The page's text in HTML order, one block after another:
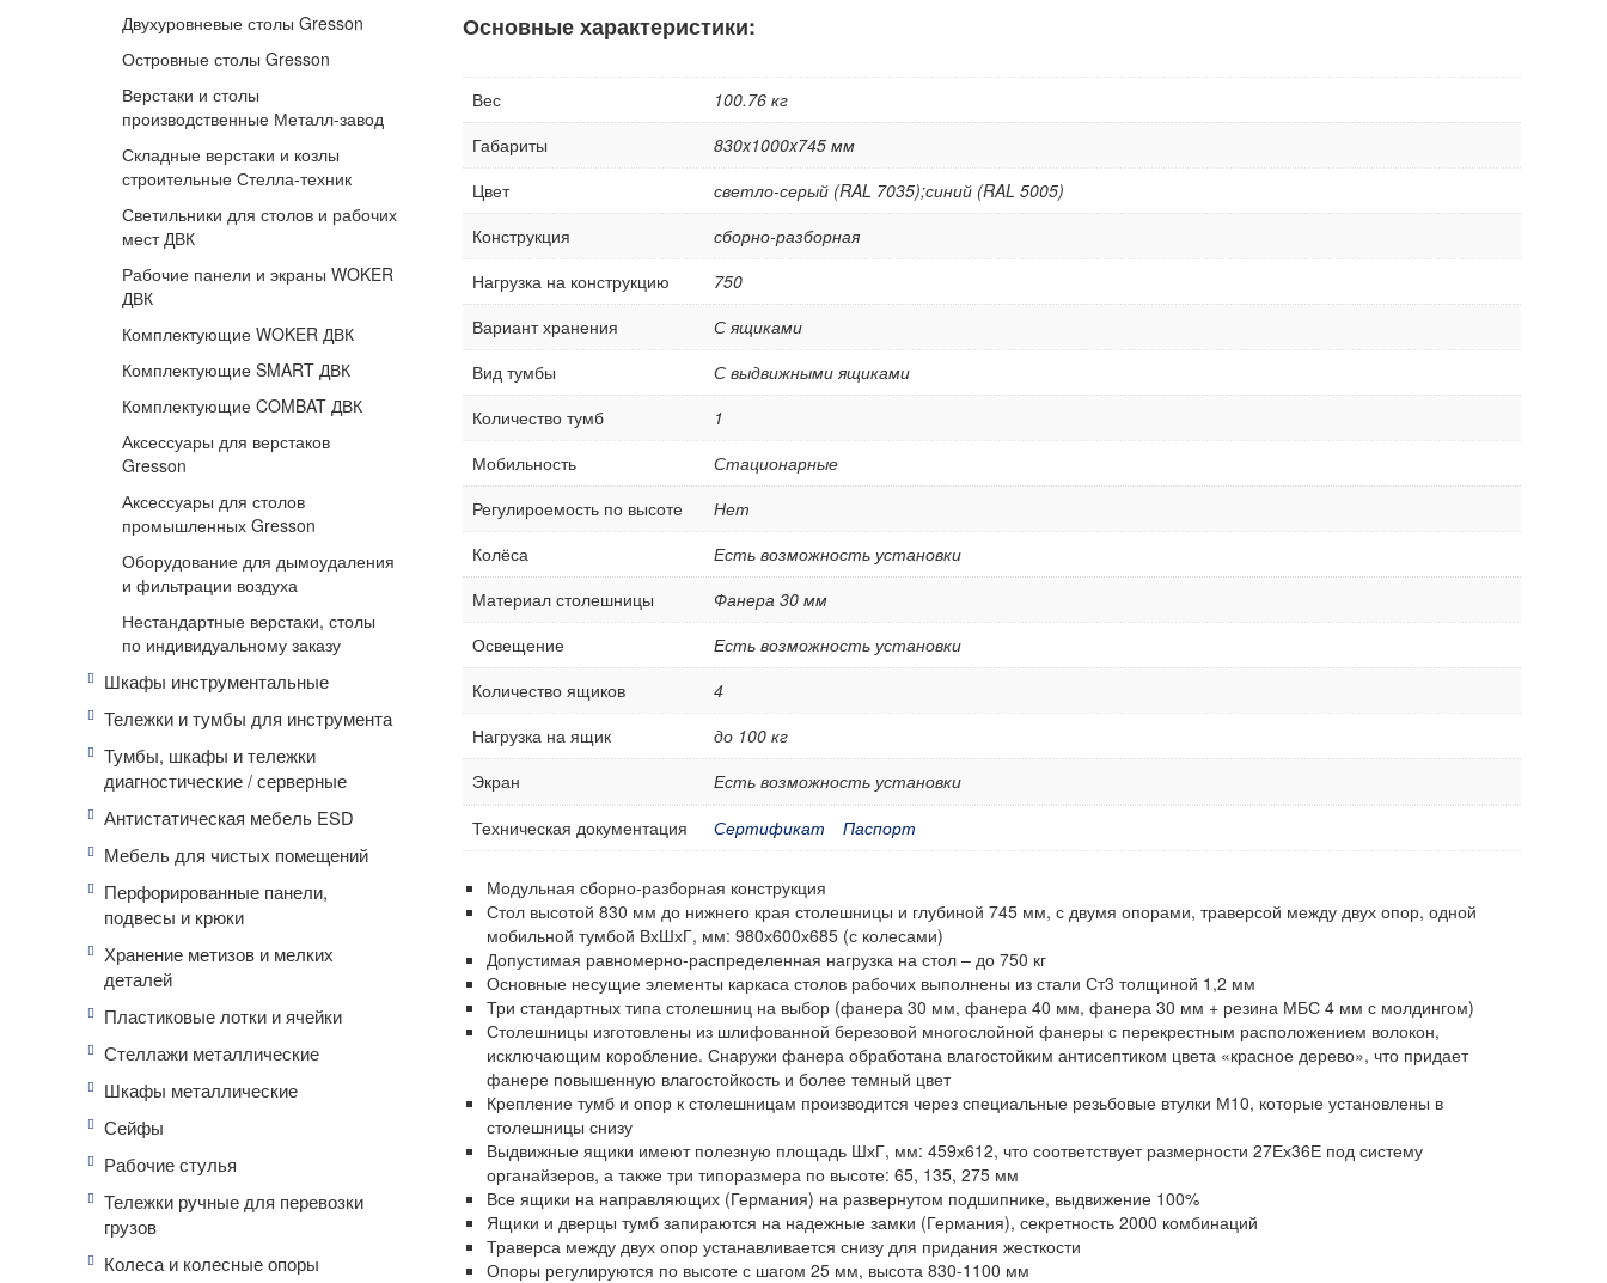
Двухуровневые столы Gresson
Островные столы Gresson
Верстаки и столы
производственные Металл-завод
Складные верстаки и козлы
строительные Стелла-техник
Светильники для столов и рабочих
мест ДВК
Рабочие панели и экраны WOKER
ДВК
Комплектующие WOKER ДВК
Комплектующие SMART ДВК
Комплектующие COMBAT ДВК
Аксессуары для верстаков
Gresson
Аксессуары для столов
промышленных Gresson
Оборудование для дымоудаления
и фильтрации воздуха
Нестандартные верстаки, столы
по индивидуальному заказу
Шкафы инструментальные
Тележки и тумбы для инструмента
Тумбы, шкафы и тележки
диагностические / серверные
Антистатическая мебель ESD
Мебель для чистых помещений
Перфорированные панели,
подвесы и крюки
Хранение метизов и мелких
деталей
Пластиковые лотки и ячейки
Стеллажи металлические
Шкафы металлические
Сейфы
Рабочие стулья
Тележки ручные для перевозки
грузов
Колеса и колесные опоры
Основные характеристики:
Вес
100.76 кг
Габариты
830x1000x745 мм
Цвет
светло-серый (RAL 7035);синий (RAL 5005)
Конструкция
сборно-разборная
Нагрузка на конструкцию
750
Вариант хранения
С ящиками
Вид тумбы
С выдвижными ящиками
Количество тумб
1
Мобильность
Стационарные
Регулироемость по высоте
Нет
Колёса
Есть возможность установки
Материал столешницы
Фанера 30 мм
Освещение
Есть возможность установки
Количество ящиков
4
Нагрузка на ящик
до 100 кг
Экран
Есть возможность установки
Техническая документация
Сертификат Паспорт
Модульная сборно-разборная конструкция
Стол высотой 830 мм до нижнего края столешницы и глубиной 745 мм, с двумя опорами, траверсой между двух опор, одной
мобильной тумбой ВхШхГ, мм: 980х600х685 (с колесами)
Допустимая равномерно-распределенная нагрузка на стол – до 750 кг
Основные несущие элементы каркаса столов рабочих выполнены из стали Ст3 толщиной 1,2 мм
Три стандартных типа столешниц на выбор (фанера 30 мм, фанера 40 мм, фанера 30 мм + резина МБС 4 мм с молдингом)
Столешницы изготовлены из шлифованной березовой многослойной фанеры с перекрестным расположением волокон,
исключающим коробление. Снаружи фанера обработана влагостойким антисептиком цвета «красное дерево», что придает
фанере повышенную влагостойкость и более темный цвет
Крепление тумб и опор к столешницам производится через специальные резьбовые втулки М10, которые установлены в
столешницы снизу
Выдвижные ящики имеют полезную площадь ШхГ, мм: 459х612, что соответствует размерности 27Ех36Е под систему
органайзеров, а также три типоразмера по высоте: 65, 135, 275 мм
Все ящики на направляющих (Германия) на развернутом подшипнике, выдвижение 100%
Ящики и дверцы тумб запираются на надежные замки (Германия), секретность 2000 комбинаций
Траверса между двух опор устанавливается снизу для придания жесткости
Опоры регулируются по высоте с шагом 25 мм, высота 830-1100 мм